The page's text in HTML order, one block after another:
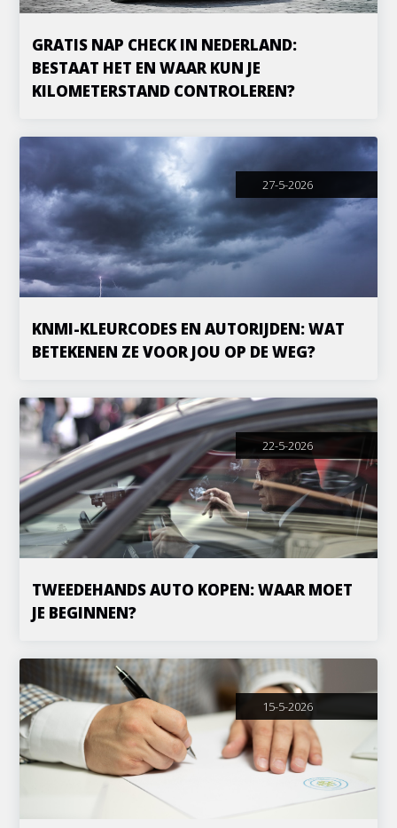
GRATIS NAP CHECK IN NEDERLAND:
BESTAAT HET EN WAAR KUN JE
KILOMETERSTAND CONTROLEREN?
27-5-2026
KNMI-KLEURCODES EN AUTORIJDEN: WAT
BETEKENEN ZE VOOR JOU OP DE WEG?
22-5-2026
TWEEDEHANDS AUTO KOPEN: WAAR MOET
JE BEGINNEN?
15-5-2026